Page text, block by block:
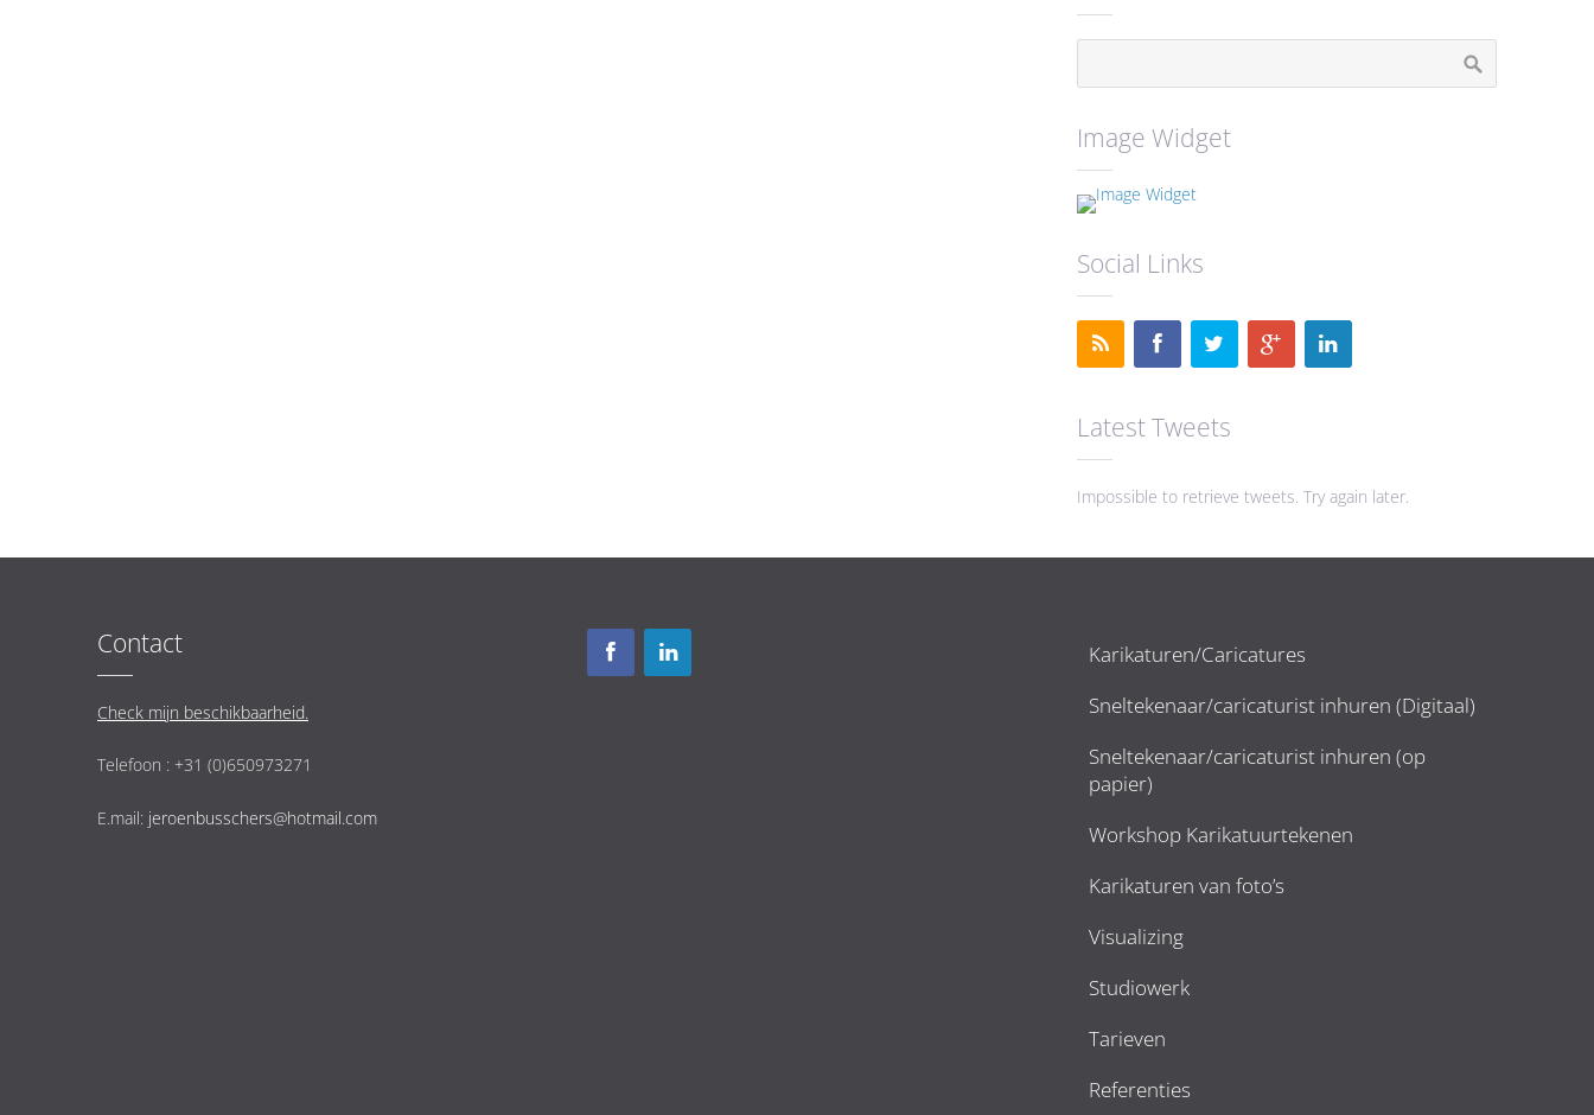
Image Widget
Social Links
Latest Tweets
Impossible to retrieve tweets. Try again later.
Contact
Check mijn beschikbaarheid.
Telefoon : +31 (0)650973271
E.mail: jeroenbusschers@hotmail.com
Karikaturen/Caricatures
Sneltekenaar/caricaturist inhuren (Digitaal)
Sneltekenaar/caricaturist inhuren (op
papier)
Workshop Karikatuurtekenen
Karikaturen van foto’s
Visualizing
Studiowerk
Tarieven
Referenties